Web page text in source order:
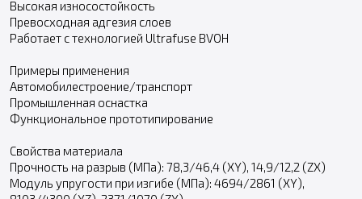
Высокая износостойкость
Превосходная адгезия слоев
Работает с технологией Ultrafuse BVOH
Примеры применения
Автомобилестроение/транспорт
Промышленная оснастка
Функциональное прототипирование
Свойства материала
Прочность на разрыв (МПа): 78,3/46,4 (XY), 14,9/12,2 (ZX)
Модуль упругости при изгибе (МПа): 4694/2861 (XY),